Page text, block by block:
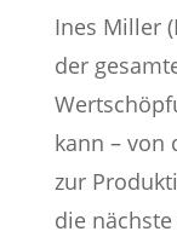
Ines Miller
der
kann – von
zur
die